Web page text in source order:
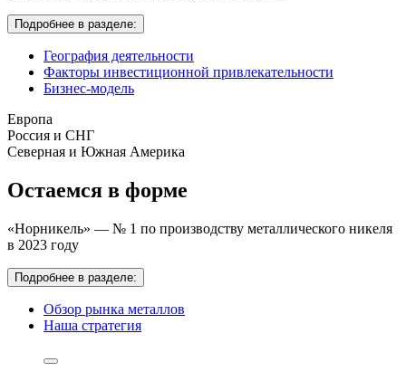
Подробнее в разделе:
География деятельности
Факторы инвестиционной привлекательности
Бизнес-модель
Европа
Россия и СНГ
Северная и Южная Америка
Остаемся в форме
«Норникель» — № 1 по производству металлического никеля
в 2023 году
Подробнее в разделе:
Обзор рынка металлов
Наша стратегия